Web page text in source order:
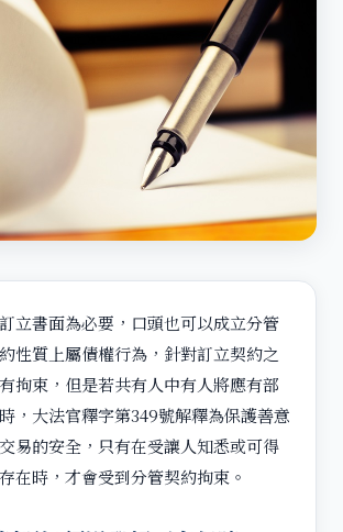
立書面為必要，口頭也可以成立分管
性質上屬債權行為，針對訂立契約之
拘束，但是若共有人中有人將應有部
，大法官釋字第349號解釋為保護善意
易的安全，只有在受讓人知悉或可得
在時，才會受到分管契約拘束。